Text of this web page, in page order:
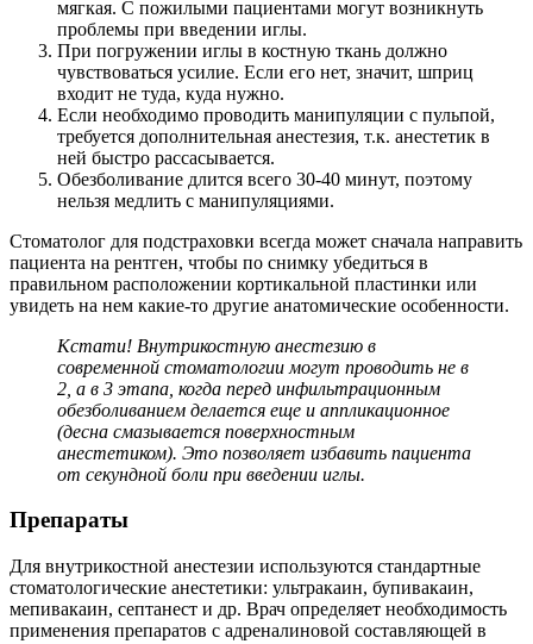
мягкая. С пожилыми пациентами могут возникнуть
проблемы при введении иглы.
При погружении иглы в костную ткань должно
чувствоваться усилие. Если его нет, значит, шприц
входит не туда, куда нужно.
Если необходимо проводить манипуляции с пульпой,
требуется дополнительная анестезия, т.к. анестетик в
ней быстро рассасывается.
Обезболивание длится всего 30-40 минут, поэтому
нельзя медлить с манипуляциями.
Стоматолог для подстраховки всегда может сначала направить
пациента на рентген, чтобы по снимку убедиться в
правильном расположении кортикальной пластинки или
увидеть на нем какие-то другие анатомические особенности.
Кстати! Внутрикостную анестезию в
современной стоматологии могут проводить не в
2, а в 3 этапа, когда перед инфильтрационным
обезболиванием делается еще и аппликационное
(десна смазывается поверхностным
анестетиком). Это позволяет избавить пациента
от секундной боли при введении иглы.
Препараты
Для внутрикостной анестезии используются стандартные
стоматологические анестетики: ультракаин, бупивакаин,
мепивакаин, септанест и др. Врач определяет необходимость
применения препаратов с адреналиновой составляющей в